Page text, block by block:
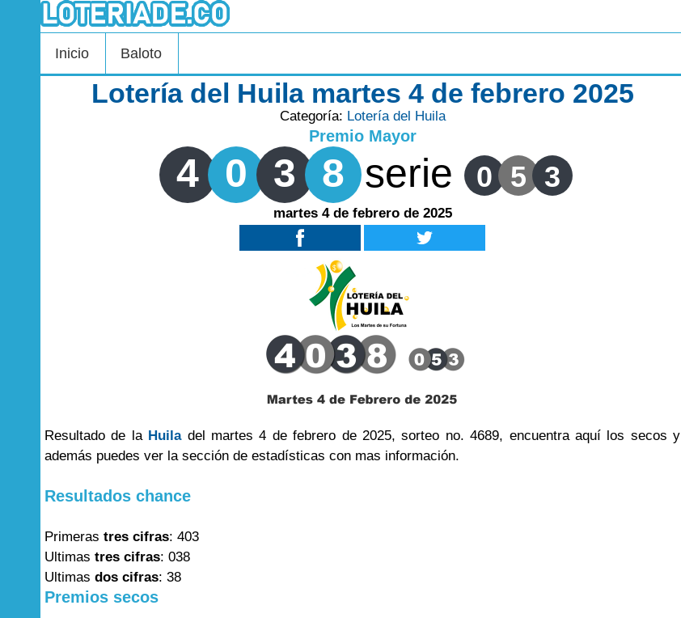
Inicio Baloto
Lotería del Huila martes 4 de febrero 2025
Categoría: Lotería del Huila
Premio Mayor
4 0 3 8 serie 0 5 3
martes 4 de febrero de 2025
Resultado de la Huiladel martes 4 de febrero de 2025, sorteo no. 4689, encuentra aquí los secos y
además puedes ver la sección de estadísticas con mas información.
Resultados chance
Primeras tres cifras: 403
Ultimas tres cifras: 038
Ultimas dos cifras: 38
Premios secos